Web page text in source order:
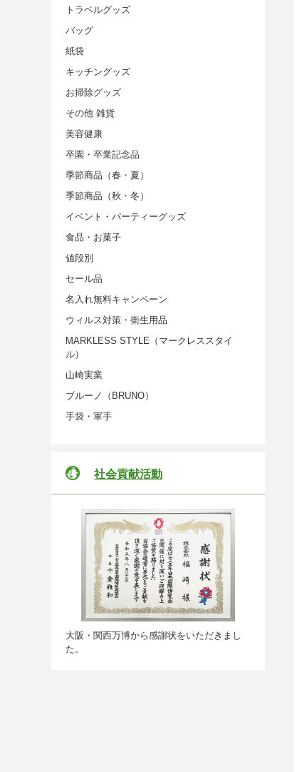
トラベルグッズ
バッグ
紙袋
キッチングッズ
お掃除グッズ
その他 雑貨
美容健康
卒園・卒業記念品
季節商品（春・夏）
季節商品（秋・冬）
イベント・パーティーグッズ
食品・お菓子
値段別
セール品
名入れ無料キャンペーン
ウィルス対策・衛生用品
MARKLESS STYLE（マークレススタイ
ル）
山崎実業
ブルーノ（BRUNO）
手袋・軍手
社会貢献活動
大阪・関西万博から感謝状をいただきまし
た。